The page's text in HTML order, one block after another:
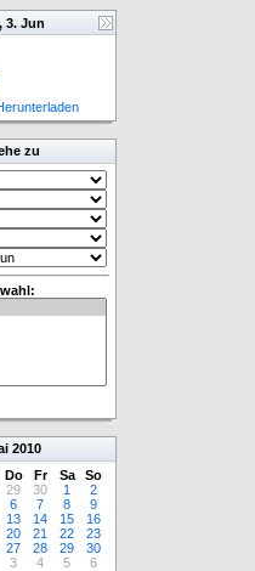
3. Jun
zu
2010
Do Fr Sa
So
29 30 1
2
6 7 8
9
13 14 15
16
20 21 22
23
27 28 29
30
3 4 5 6